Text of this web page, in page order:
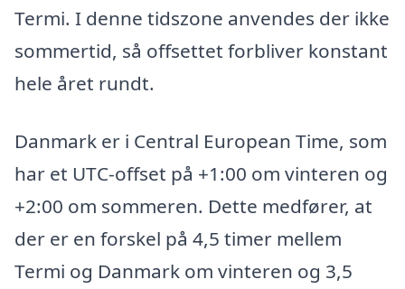
Termi. I denne tidszone anvendes der ikke
sommertid, så offsettet forbliver konstant
hele året rundt.
Danmark er i Central European Time, som
har et UTC-offset på +1:00 om vinteren og
+2:00 om sommeren. Dette medfører, at
der er en forskel på 4,5 timer mellem
Termi og Danmark om vinteren og 3,5